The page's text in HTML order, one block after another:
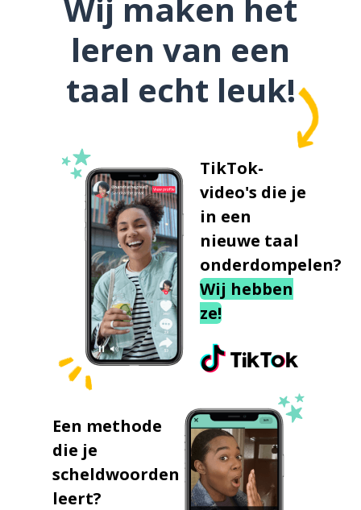
Wij maken het
leren van een
taal echt leuk!
TikTok-
video's die je
in een
nieuwe taal
onderdompelen?
Wij hebben
ze!
Een methode
die je
scheldwoorden
leert?